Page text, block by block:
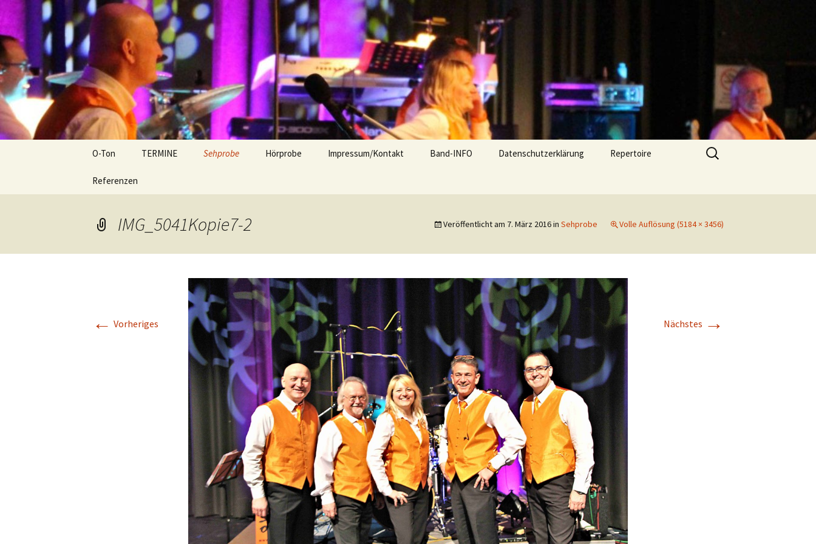
Zum
springen
O-Ton Weisenau
Tanzband Mainz Live Musik Band Unterhaltung Tanzmusik
O-Ton TERMINE Sehprobe Hörprobe Impressum/Kontakt Band-INFO Datenschutzerklärung Repertoire
Referenzen
Suchen
nach:
IMG_5041Kopie7-2 Veröffentlicht am 7. März 2016in Sehprobe Volle Auflösung (5184 × 3456)
← Vorheriges Nächstes →